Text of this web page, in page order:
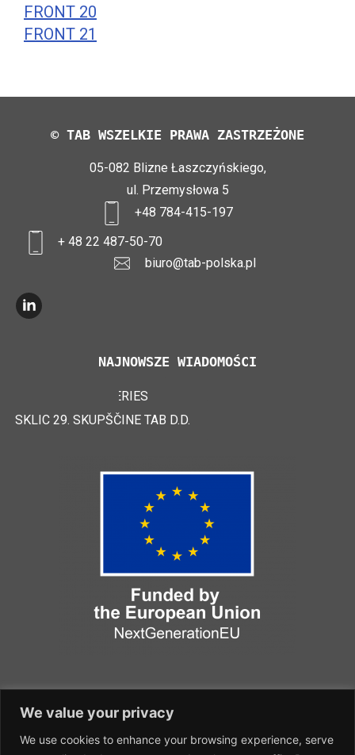
We value your privacy
We use cookies to enhance your browsing experience, serve
FRONT 20
FRONT 21
© TAB WSZELKIE PRAWA ZASTRZEŻONE
05-082 Blizne Łaszczyńskiego,
ul. Przemysłowa 5
+48 784-415-197
+ 48 22 487-50-70
biuro@tab-polska.pl
NAJNOWSZE WIADOMOŚCI
TAB EFB V4 BATTERIES
SKLIC 29. SKUPŠČINE TAB D.D.